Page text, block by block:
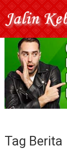
Tag Berita